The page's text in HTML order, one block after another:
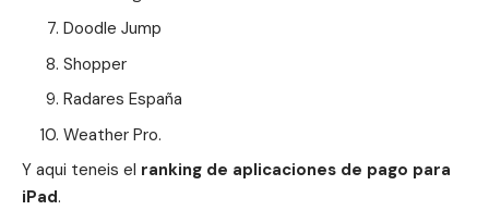
Doodle Jump
Shopper
Radares España
Weather Pro.
Y aqui teneis el ranking de aplicaciones de pago para
iPad.